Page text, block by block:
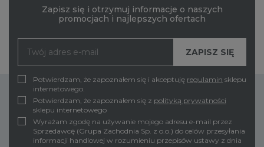
Zapisz się i otrzymuj informacje o naszych
promocjach i najlepszych ofertach
Potwierdzam, że zapoznałem się i akceptuję regulamin sklepu
internetowego.
Potwierdzam, że zapoznałem się z polityką prywatności
sklepu internetowego
Wyrażam zgodę na używanie mojego adresu e-mail przez
Sprzedawcę (Grupa Zachodnia Sp. z o.o.) do celów przesyłania
informacji handlowej w rozumieniu przepisów ustawy z dnia